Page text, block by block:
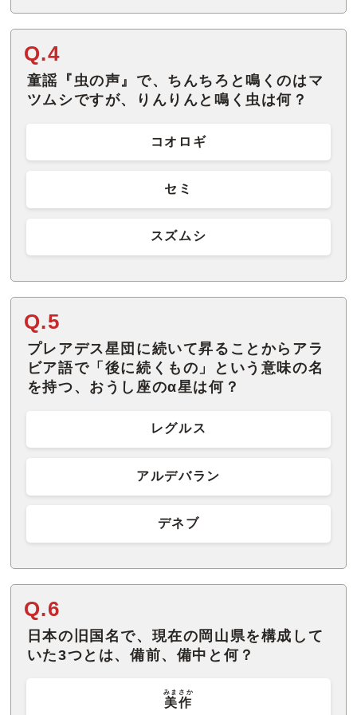
Q.4
童謡『虫の声』で、ちんちろと鳴くのはマ
ツムシですが、りんりんと鳴く虫は何？
コオロギ
セミ
スズムシ
Q.5
プレアデス星団に続いて昇ることからアラ
ビア語で「後に続くもの」という意味の名
を持つ、おうし座のα星は何？
レグルス
アルデバラン
デネブ
Q.6
日本の旧国名で、現在の岡山県を構成して
いた3つとは、備前、備中と何？
美作
みまさか